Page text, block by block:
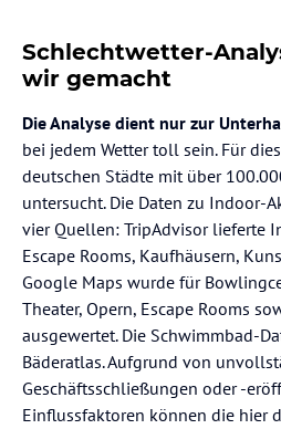
Schlechtwetter-
wir gemacht
Die Analyse dient nur zur
bei jedem Wetter toll sein. Für
deutschen Städte mit über
untersucht. Die Daten zu Indoor-
vier Quellen: TripAdvisor lieferte
Escape Rooms, Kaufhäusern,
Google Maps wurde für
Theater, Opern, Escape Rooms
ausgewertet. Die Schwimmbad-
Bäderatlas. Aufgrund von
Geschäftsschließungen oder -
Einflussfaktoren können die hier